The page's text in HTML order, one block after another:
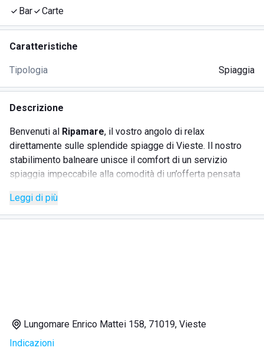
Bar
Carte
Caratteristiche
Tipologia Spiaggia
Descrizione
Benvenuti al Ripamare, il vostro angolo di relax
direttamente sulle splendide spiagge di Vieste. Il nostro
stabilimento balneare unisce il comfort di un servizio
spiaggia impeccabile alla comodità di un’offerta pensata
Mettiamo a disposizione dei nostri ospiti comodi
La nostra giornata inizia ogni mattina con il profumo dei
nostricornetti caldi artigianali
Leggi di più
Lungomare Enrico Mattei 158, 71019, Vieste
Indicazioni